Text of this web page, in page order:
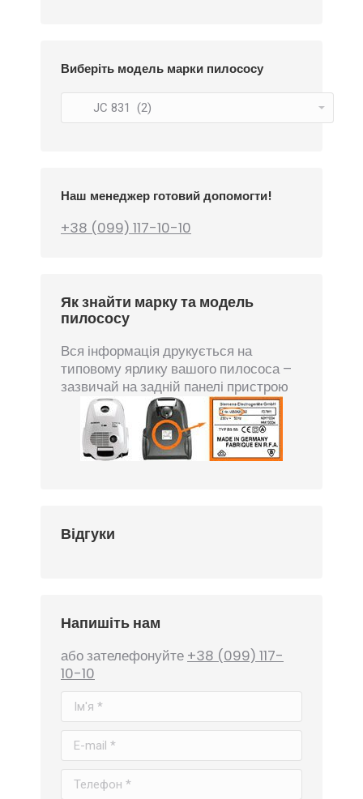
Виберіть модель марки пилососу
Наш менеджер готовий допомогти!
+38 (099) 117-10-10
Як знайти марку та модель
пилососу
Вся інформація друкується на
типовому ярлику вашого пилососа –
зазвичай на задній панелі пристрою
Відгуки
Напишіть нам
або зателефонуйте +38 (099) 117-
10-10
Ім'я *
E-mail *
Телефон *